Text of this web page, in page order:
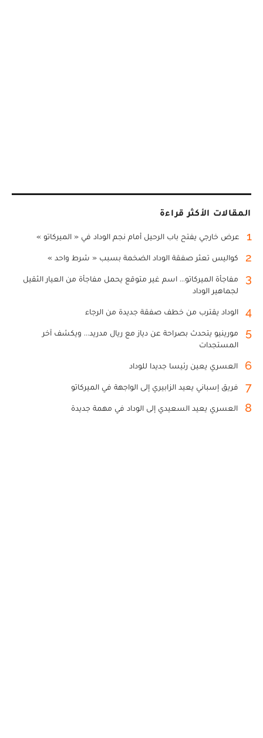
المقالات الأكثر قراءة
1 عرض خارجي يفتح باب الرحيل أمام نجم الوداد في « الميركاتو »
2 كواليس تعثر صفقة الوداد الضخمة بسبب « شرط واحد »
3
مفاجأة الميركاتو... اسم غير متوقع يحمل مفاجأة من العيار الثقيل
لجماهير الوداد
4 الوداد يقترب من خطف صفقة جديدة من الرجاء
5
مورينيو يتحدث بصراحة عن دياز مع ريال مدريد... ويكشف آخر
المستجدات
6 العسري يعين رئيسا جديدا للوداد
7 فريق إسباني يعيد الزابيري إلى الواجهة في الميركاتو
8 العسري يعيد السعيدي إلى الوداد في مهمة جديدة